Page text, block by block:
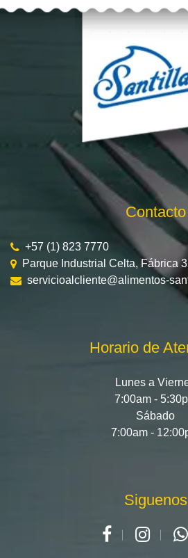
Contacto
+57 (1) 823 7770
Parque Industrial Celta, Fábrica
servicioalcliente@alimentos-
Horario de
Lunes a
7:00am -
Sábado
7:00am -
Siguenos